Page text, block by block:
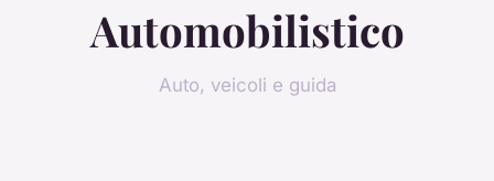
Automobilistico
Auto, veicoli e guida